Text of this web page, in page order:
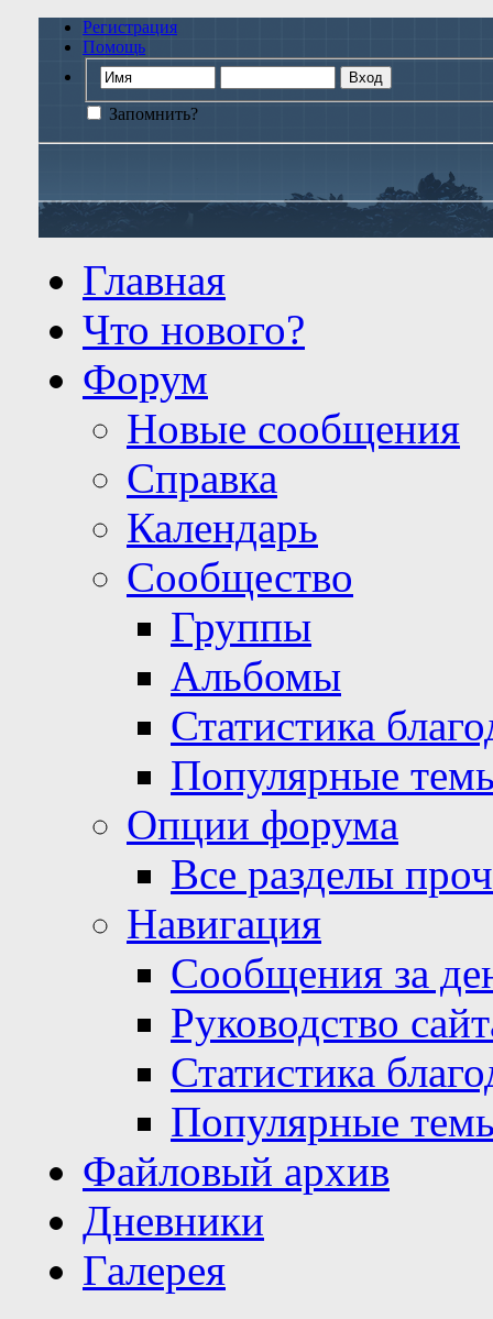
Регистрация
Помощь
Запомнить?
Главная
Что нового?
Форум
Новые сообщения
Справка
Календарь
Сообщество
Группы
Альбомы
Статистика
Популярные
Опции форума
Все разделы
Навигация
Сообщения за
Руководство
Статистика
Популярные
Файловый архив
Дневники
Галерея